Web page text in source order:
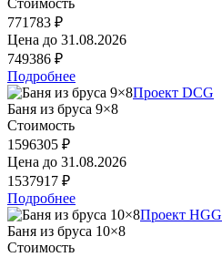
771783 ₽
Цена до 31.08.2026
749386 ₽
Подробнее
Проект DCG
Баня из бруса 9×8
Стоимость
1596305 ₽
Цена до 31.08.2026
1537917 ₽
Подробнее
Проект HGG
Баня из бруса 10×8
Стоимость